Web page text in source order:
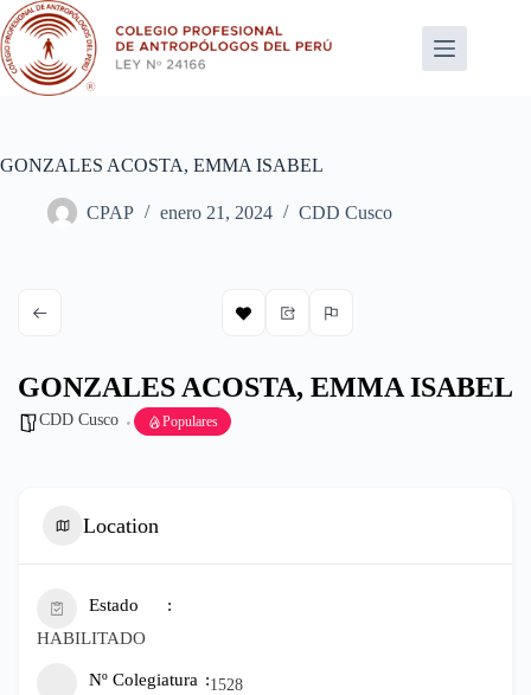
Saltar
al
contenido
GONZALES ACOSTA, EMMA ISABEL
CPAP enero 21, 2024 CDD Cusco
GONZALES ACOSTA, EMMA ISABEL
CDD Cusco Populares
Location
Estado
HABILITADO
Nº Colegiatura 1528